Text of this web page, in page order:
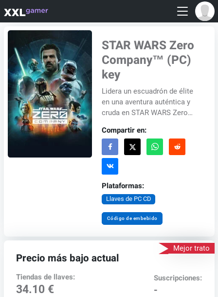
STAR WARS Zero
Company™ (PC)
key
Lidera un escuadrón de élite
en una aventura auténtica y
cruda en STAR WARS Zero
tácticas por turnos para un
jugador ambientado...
Compartir en:
Plataformas:
Llaves de PC CD
Código de embebido
Mejor trato
Precio más bajo actual
Tiendas de llaves:
34.10 €
Suscripciones:
-